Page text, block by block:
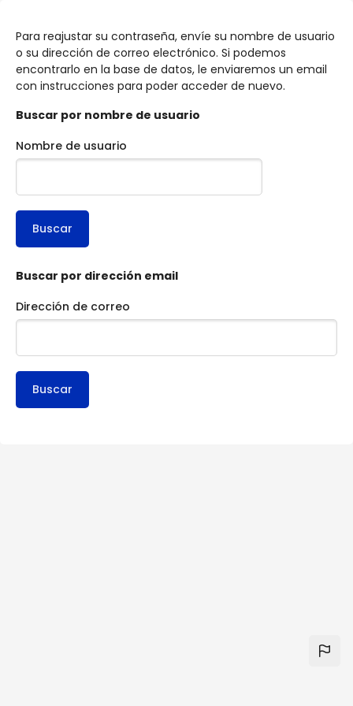
Para reajustar su contraseña, envíe su nombre de usuario
o su dirección de correo electrónico. Si podemos
encontrarlo en la base de datos, le enviaremos un email
con instrucciones para poder acceder de nuevo.
Buscar por nombre de usuario
Nombre de usuario
Buscar por dirección email
Dirección de correo